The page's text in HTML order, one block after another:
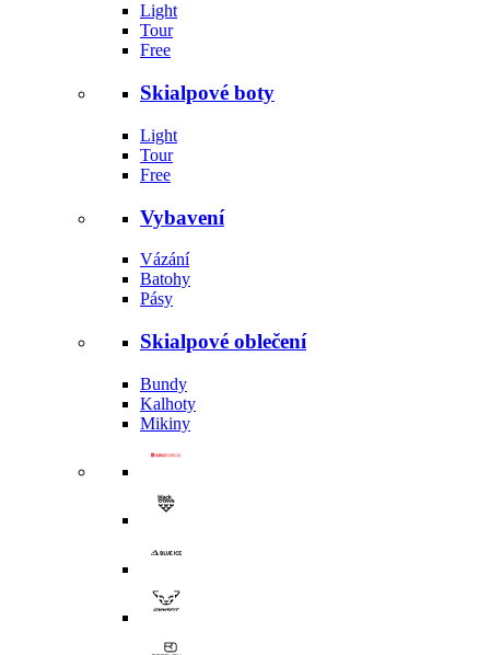
Light
Tour
Free
Skialpové boty
Light
Tour
Free
Vybavení
Vázání
Batohy
Pásy
Skialpové oblečení
Bundy
Kalhoty
Mikiny